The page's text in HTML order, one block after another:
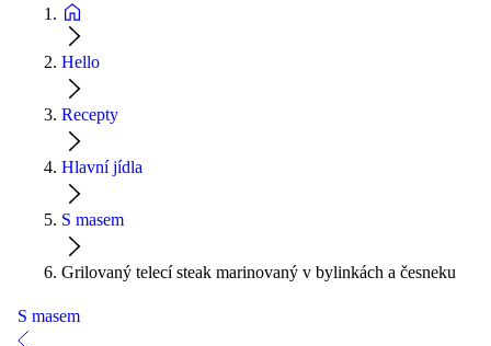
Hello
Recepty
Hlavní jídla
S masem
Grilovaný telecí steak marinovaný v bylinkách a česneku
S masem